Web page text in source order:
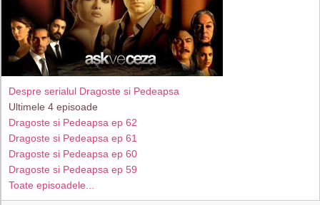
Despre serialul Dragoste si Pedeapsa
Ultimele 4 episoade
Dragoste si Pedeapsa ep 62
Dragoste si Pedeapsa ep 61
Dragoste si Pedeapsa ep 60
Dragoste si Pedeapsa ep 59
Toate episoadele...